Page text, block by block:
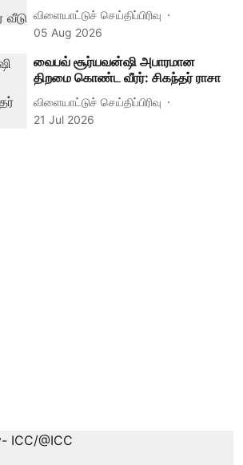
விளையாட்டுச் செய்திப்பிரிவு
05 Aug 2026
வைபவ் சூர்யவன்ஷி அபாரமான
திறமை கொண்ட வீரர்: சிகந்தர் ராசா
விளையாட்டுச் செய்திப்பிரிவு
21 Jul 2026